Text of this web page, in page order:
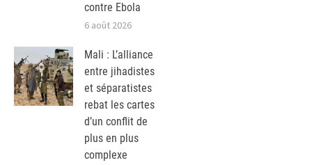
contre Ebola
6 août 2026
Mali : L’alliance
entre jihadistes
et séparatistes
rebat les cartes
d’un conflit de
plus en plus
complexe